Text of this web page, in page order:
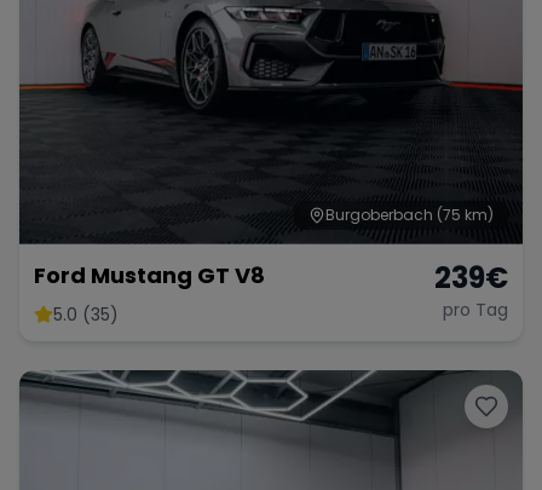
Burgoberbach (75 km)
Ford Mustang GT V8
5.0 (35)
239€
pro Tag